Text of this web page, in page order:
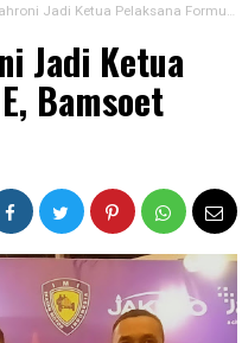
Ketua Pelaksana Formula E, Bamsoet Ketua Pengarah
Jadi Ketua
Bamsoet